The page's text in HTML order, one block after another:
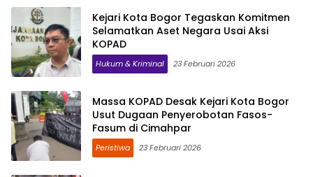
Kejari Kota Bogor Tegaskan Komitmen
Selamatkan Aset Negara Usai Aksi
KOPAD
Hukum & Kriminal 23 Februari 2026
Massa KOPAD Desak Kejari Kota Bogor
Usut Dugaan Penyerobotan Fasos-
Fasum di Cimahpar
Peristiwa 23 Februari 2026